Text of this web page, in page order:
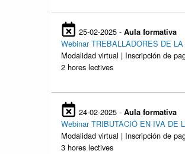
25-02-2025 - Aula formativa
Webinar TREBALLADORES DE
Modalidad virtual | Inscripción de
2 hores lectives
24-02-2025 - Aula formativa
Webinar TRIBUTACIÓ EN IVA DE
Modalidad virtual | Inscripción de
3 hores lectives